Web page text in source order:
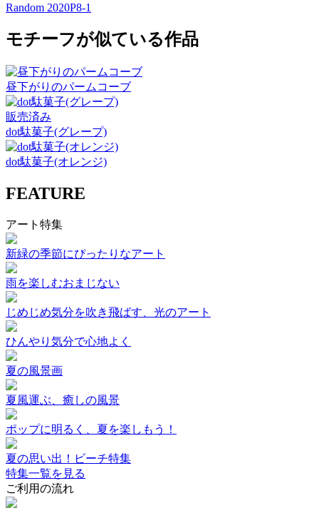
Random 2020P8-1
モチーフが似ている作品
昼下がりのパームコーブ
販売済み
dot駄菓子(グレープ)
dot駄菓子(オレンジ)
FEATURE
アート特集
新緑の季節にぴったりなアート
雨を楽しむおまじない
じめじめ気分を吹き飛ばす、光のアート
ひんやり気分で心地よく
夏の風景画
夏風運ぶ、癒しの風景
ポップに明るく、夏を楽しもう！
夏の思い出！ビーチ特集
特集一覧を見る
ご利用の流れ